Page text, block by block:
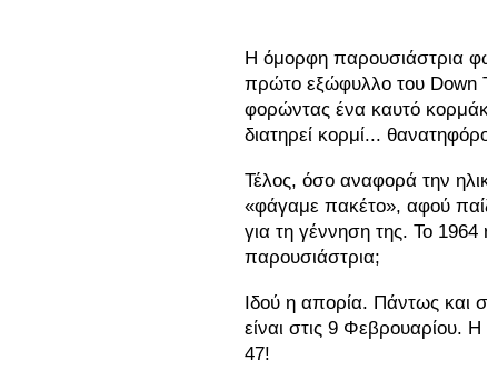
Η όμορφη παρουσιάστρια
πρώτο εξώφυλλο του Down
φορώντας ένα καυτό κορμάκι
διατηρεί κορμί... θανατηφόρο.
Τέλος, όσο αναφορά την
«φάγαμε πακέτο», αφού
για τη γέννηση της. Το 1964
παρουσιάστρια;
Ιδού η απορία. Πάντως και
είναι στις 9 Φεβρουαρίου. Η
47!